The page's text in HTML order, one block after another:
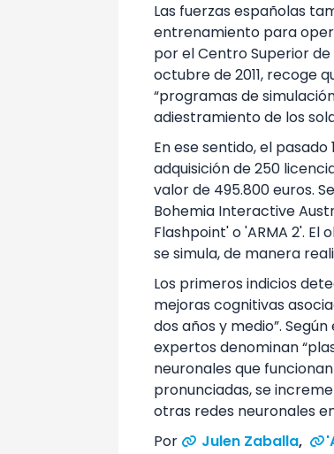
Las fuerzas españolas
entrenamiento para
por el Centro Superior
octubre de 2011, recoge
“programas de
adiestramiento de los
En ese sentido, el
adquisición de 250
valor de 495.800 euros.
Bohemia Interactive
Flashpoint' o 'ARMA 2'.
se simula, de manera
Los primeros indicios
mejoras cognitivas
dos años y medio”.
expertos denominan
neuronales que
pronunciadas, se
otras redes neuronales
Por
Julen Zaballa,